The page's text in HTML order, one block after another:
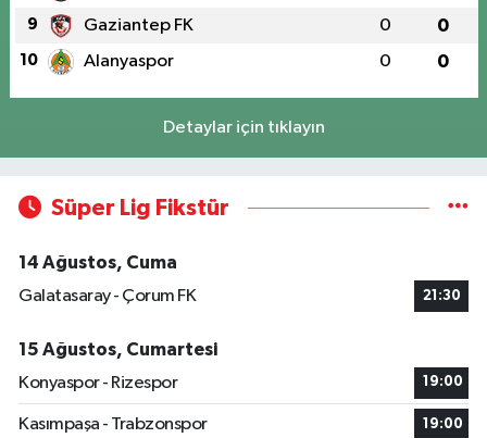
9 Gaziantep FK 0 0
10 Alanyaspor 0 0
Detaylar için tıklayın
Süper Lig Fikstür
14 Ağustos, Cuma
Galatasaray - Çorum FK
21:30
15 Ağustos, Cumartesi
Konyaspor - Rizespor
19:00
Kasımpaşa - Trabzonspor 19:00